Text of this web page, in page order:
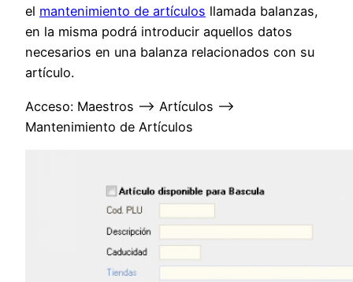
el mantenimiento de artículos llamada balanzas,
en la misma podrá introducir aquellos datos
necesarios en una balanza relacionados con su
artículo.
Acceso: Maestros –> Artículos –>
Mantenimiento de Artículos